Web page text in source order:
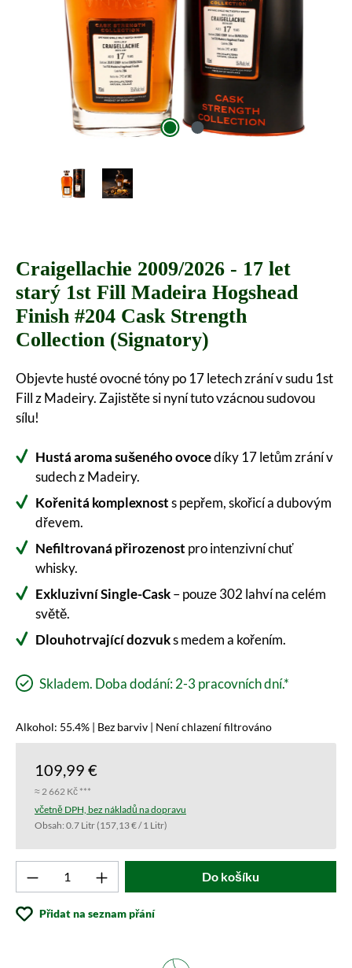
Craigellachie 2009/2026 - 17 let
starý 1st Fill Madeira Hogshead
Finish #204 Cask Strength
Collection (Signatory)
Objevte husté ovocné tóny po 17 letech zrání v sudu 1st
Fill z Madeiry. Zajistěte si nyní tuto vzácnou sudovou
sílu!
Hustá aroma sušeného ovocedíky 17 letům zrání v
sudech z Madeiry.
Kořenitá komplexnosts pepřem, skořicí a dubovým
dřevem.
Nefiltrovaná přirozenost pro intenzivní chuť
whisky.
Exkluzivní Single-Cask– pouze 302 lahví na celém
světě.
Dlouhotrvající dozvuks medem a kořením.
Skladem. Doba dodání: 2-3 pracovních dní.*
Alkohol: 55.4% | Bez barviv | Není chlazení filtrováno
109,99 €
≈ 2 662 Kč ***
včetně DPH, bez nákladů na dopravu
Obsah: 0.7 Litr(157,13 € / 1 Litr)
Produkt počet: Zadejte požadovanou
Do košíku
Přidat na seznam přání